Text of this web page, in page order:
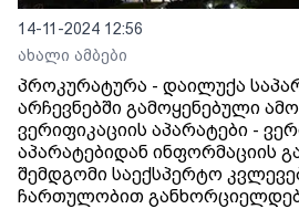
14-11-2024 12:56
ახალი ამბები
პროკურატურა - დაილუქა
არჩევნებში გამოყენებული
ვერიფიკაციის აპარატები -
აპარატებიდან ინფორმაციის
შემდგომი საექსპერტო
ჩართულობით